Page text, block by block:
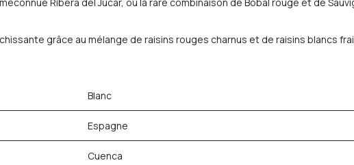
grâce au mélange de raisins rouges charnus et de raisins blancs
Blanc
Espagne
Cuenca